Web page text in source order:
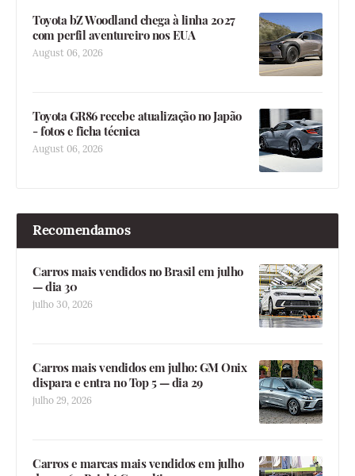
Toyota bZ Woodland chega à linha 2027
com perfil aventureiro nos EUA
August 06, 2026
Toyota GR86 recebe atualização no Japão
- fotos e ficha técnica
August 06, 2026
Recomendamos
Carros mais vendidos no Brasil em julho
— dia 30
julho 30, 2026
Carros mais vendidos em julho: GM Onix
dispara e entra no Top 5 — dia 29
julho 29, 2026
Carros e marcas mais vendidos em julho